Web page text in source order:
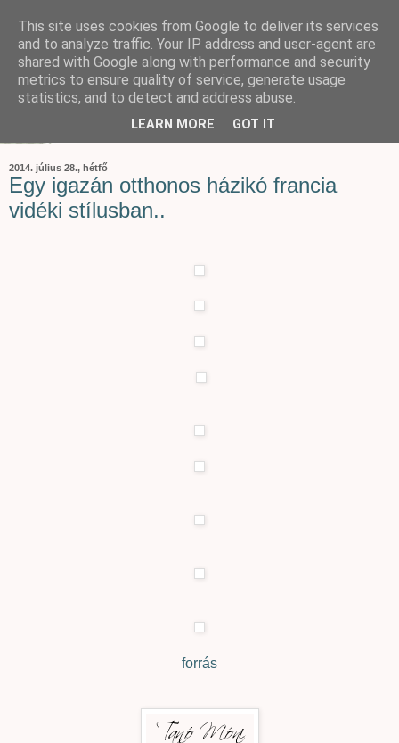
2014. július 28., hétfő
Egy igazán otthonos házikó francia
vidéki stílusban..
forrás
This site uses cookies from Google to deliver its services
and to analyze traffic. Your IP address and user-agent are
shared with Google along with performance and security
metrics to ensure quality of service, generate usage
statistics, and to detect and address abuse.
LEARN MORE GOT IT